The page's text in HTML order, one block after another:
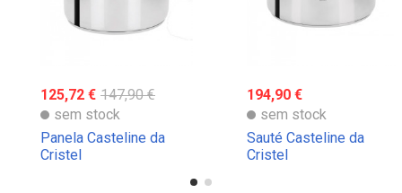
125,72 € 147,90 €
sem stock
Panela Casteline da
Cristel
194,90 €
sem stock
Sauté Casteline da
Cristel